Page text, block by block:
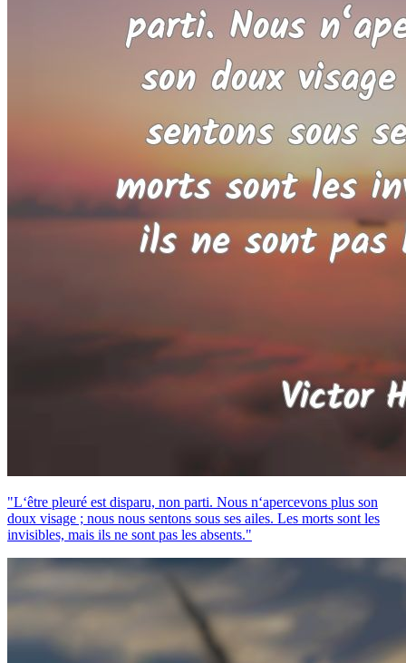
"L‘être pleuré est disparu, non parti. Nous n‘apercevons plus son
doux visage ; nous nous sentons sous ses ailes. Les morts sont les
invisibles, mais ils ne sont pas les absents."